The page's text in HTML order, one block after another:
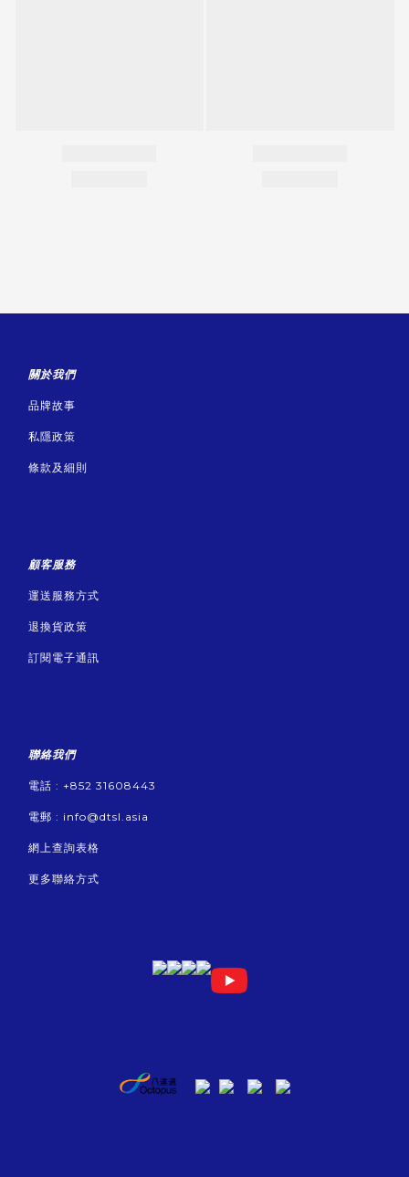
關於我們
品牌故事
私隱政策
條款及細則
顧客服務
運送服務方式
退換貨政策
訂閱電子通訊
聯絡我們
電話 : +852 31608443
電郵 : info@dtsl.asia
網上查詢表格
更多聯絡方式